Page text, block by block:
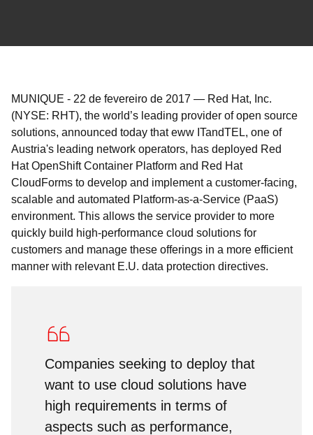
MUNIQUE - 22 de fevereiro de 2017 — Red Hat, Inc.
(NYSE: RHT), the world’s leading provider of open source
solutions, announced today that eww ITandTEL, one of
Austria's leading network operators, has deployed Red
Hat OpenShift Container Platform and Red Hat
CloudForms to develop and implement a customer-facing,
scalable and automated Platform-as-a-Service (PaaS)
environment. This allows the service provider to more
quickly build high-performance cloud solutions for
customers and manage these offerings in a more efficient
manner with relevant E.U. data protection directives.
Companies seeking to deploy that
want to use cloud solutions have
high requirements in terms of
aspects such as performance,